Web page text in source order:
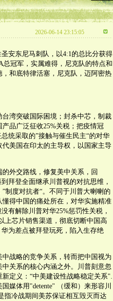
2026-06-14 23:15:05
安东尼马刺队，以4:1的总比分获得
冠军，实属难得，尼克队的特点和
和底特律活塞，尼克队，迈阿密热
湾突破国际困境；封杀中芯，制裁
品广泛征收25%关税；把疫情冠
统采取的”接触与催生民主“的对华
美国在印太的主导权，以国家主导
外交路线，修复美中关系，回
拜登全面继承川普视的对抗思维，
制度对抗者“。不同于川普大喇喇的
得中国的痛处所在，对华实施精准
有解除川普对华25%惩罚性关税，
上芯片销售渠道，彻底切断中国高
为差点被拜登玩死，陷入生存绝
战略的竞争关系，转而把中国视为
关系的核心内涵之外。川普刻意忽
定义：“中美建设性战略稳定关系".
媒体用"detente" （缓和）来形容川
指冷战期间美苏保证相互毁灭而达